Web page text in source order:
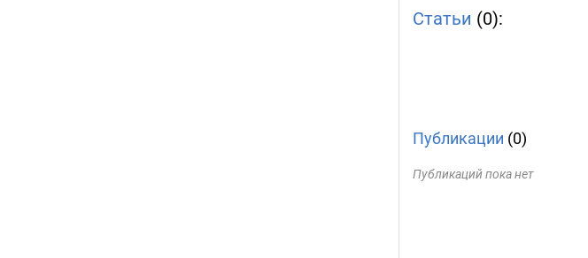
Статьи (0):
Публикации (0)
Публикаций пока нет